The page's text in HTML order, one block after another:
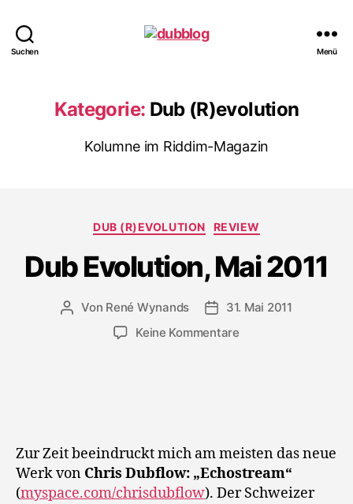
Suchen Menü
Kategorie: Dub (R)evolution
Kolumne im Riddim-Magazin
Kategorien
DUB (R)EVOLUTION REVIEW
Dub Evolution, Mai 2011
Beitragsautor
Von René Wynands Veröffentlichungsdatum
31. Mai 2011
Keine Kommentarezu
Zur Zeit beeindruckt mich am meisten das neue
Werk von Chris Dubflow: „Echostream“
(myspace.com/chrisdubflow). Der Schweizer